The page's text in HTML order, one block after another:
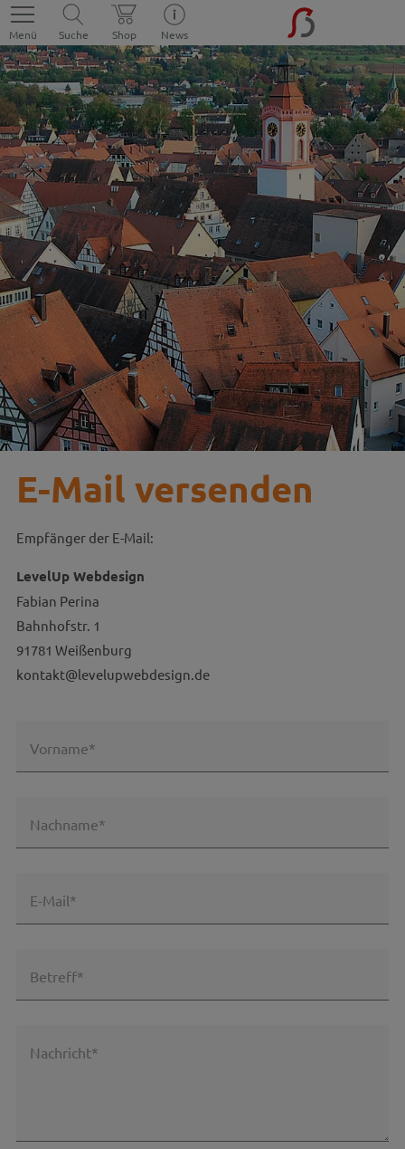
Menü Suche Shop News
E-Mail versenden
Empfänger der E-Mail:
LevelUp Webdesign
Fabian Perina
Bahnhofstr. 1
91781 Weißenburg
kontakt@levelupwebdesign.de
Vorname*
Nachname*
E-Mail*
Betreff*
Nachricht*